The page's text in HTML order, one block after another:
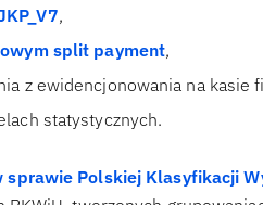
,
split payment,
z ewidencjonowania na kasie
statystycznych.
Polskiej Klasyfikacji